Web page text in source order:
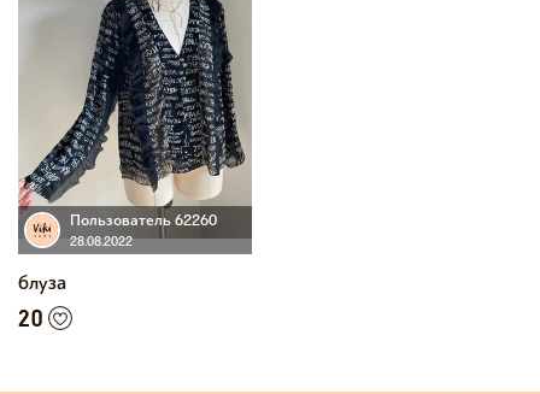
Пользователь 62260
28.08.2022
блуза
20